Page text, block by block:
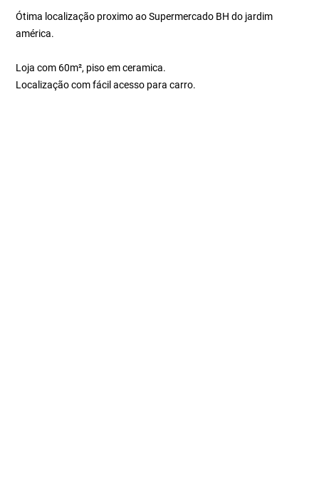
Ótima localização proximo ao Supermercado BH do jardim
américa.
Loja com 60m², piso em ceramica.
Localização com fácil acesso para carro.